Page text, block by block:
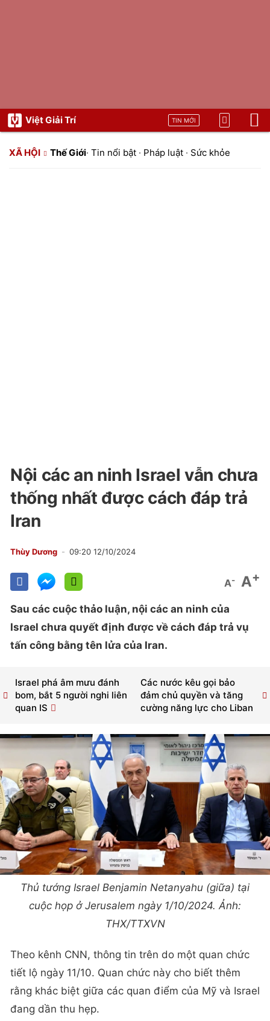
Việt Giải Trí TIN MỚI
XÃ HỘI Thế Giới· Tin nổi bật · Pháp luật · Sức khỏe
Nội các an ninh Israel vẫn chưa
thống nhất được cách đáp trả
Iran
Thùy Dương 09:20 12/10/2024
A- A+
Sau các cuộc thảo luận, nội các an ninh của
Israel chưa quyết định được về cách đáp trả vụ
tấn công bằng tên lửa của Iran.
Các nước kêu gọi bảo
đảm chủ quyền và tăng
cường năng lực cho Liban
Israel phá âm mưu đánh
bom, bắt 5 người nghi liên
quan IS
Thủ tướng Israel Benjamin Netanyahu (giữa) tại
cuộc họp ở Jerusalem ngày 1/10/2024. Ảnh:
THX/TTXVN
Theo kênh CNN, thông tin trên do một quan chức
tiết lộ ngày 11/10. Quan chức này cho biết thêm
rằng khác biệt giữa các quan điểm của Mỹ và Israel
đang dần thu hẹp.